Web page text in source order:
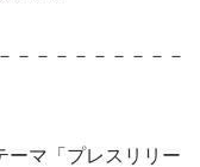
－－－－－－－－－
ーマ「プレスリリー